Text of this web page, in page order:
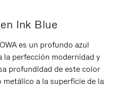
Ink Blue
es un profundo azul
la perfección modernidad y
profundidad de este color
a la superficie de la